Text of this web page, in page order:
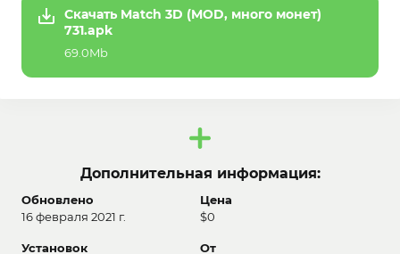
Скачать Match 3D (MOD, много монет)
731.apk
69.0Mb
Дополнительная информация:
Обновлено
16 февраля 2021 г.
Цена
$0
Установок От